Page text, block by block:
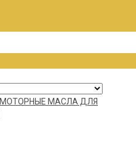
МОТОРНЫЕ МАСЛА ДЛЯ